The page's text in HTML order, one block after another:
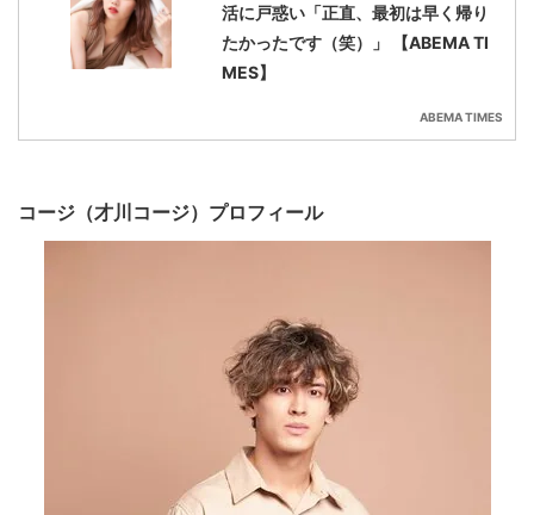
活に戸惑い「正直、最初は早く帰り
たかったです（笑）」 【ABEMA TI
MES】
ABEMA TIMES
コージ（才川コージ）プロフィール